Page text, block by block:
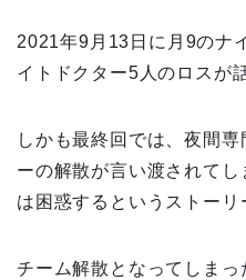
2021年9月13日に月9のナ
イトドクター5人のロスが
しかも最終回では、夜間
ーの解散が言い渡されて
は困惑するというストーリ
チーム解散となってしまっ